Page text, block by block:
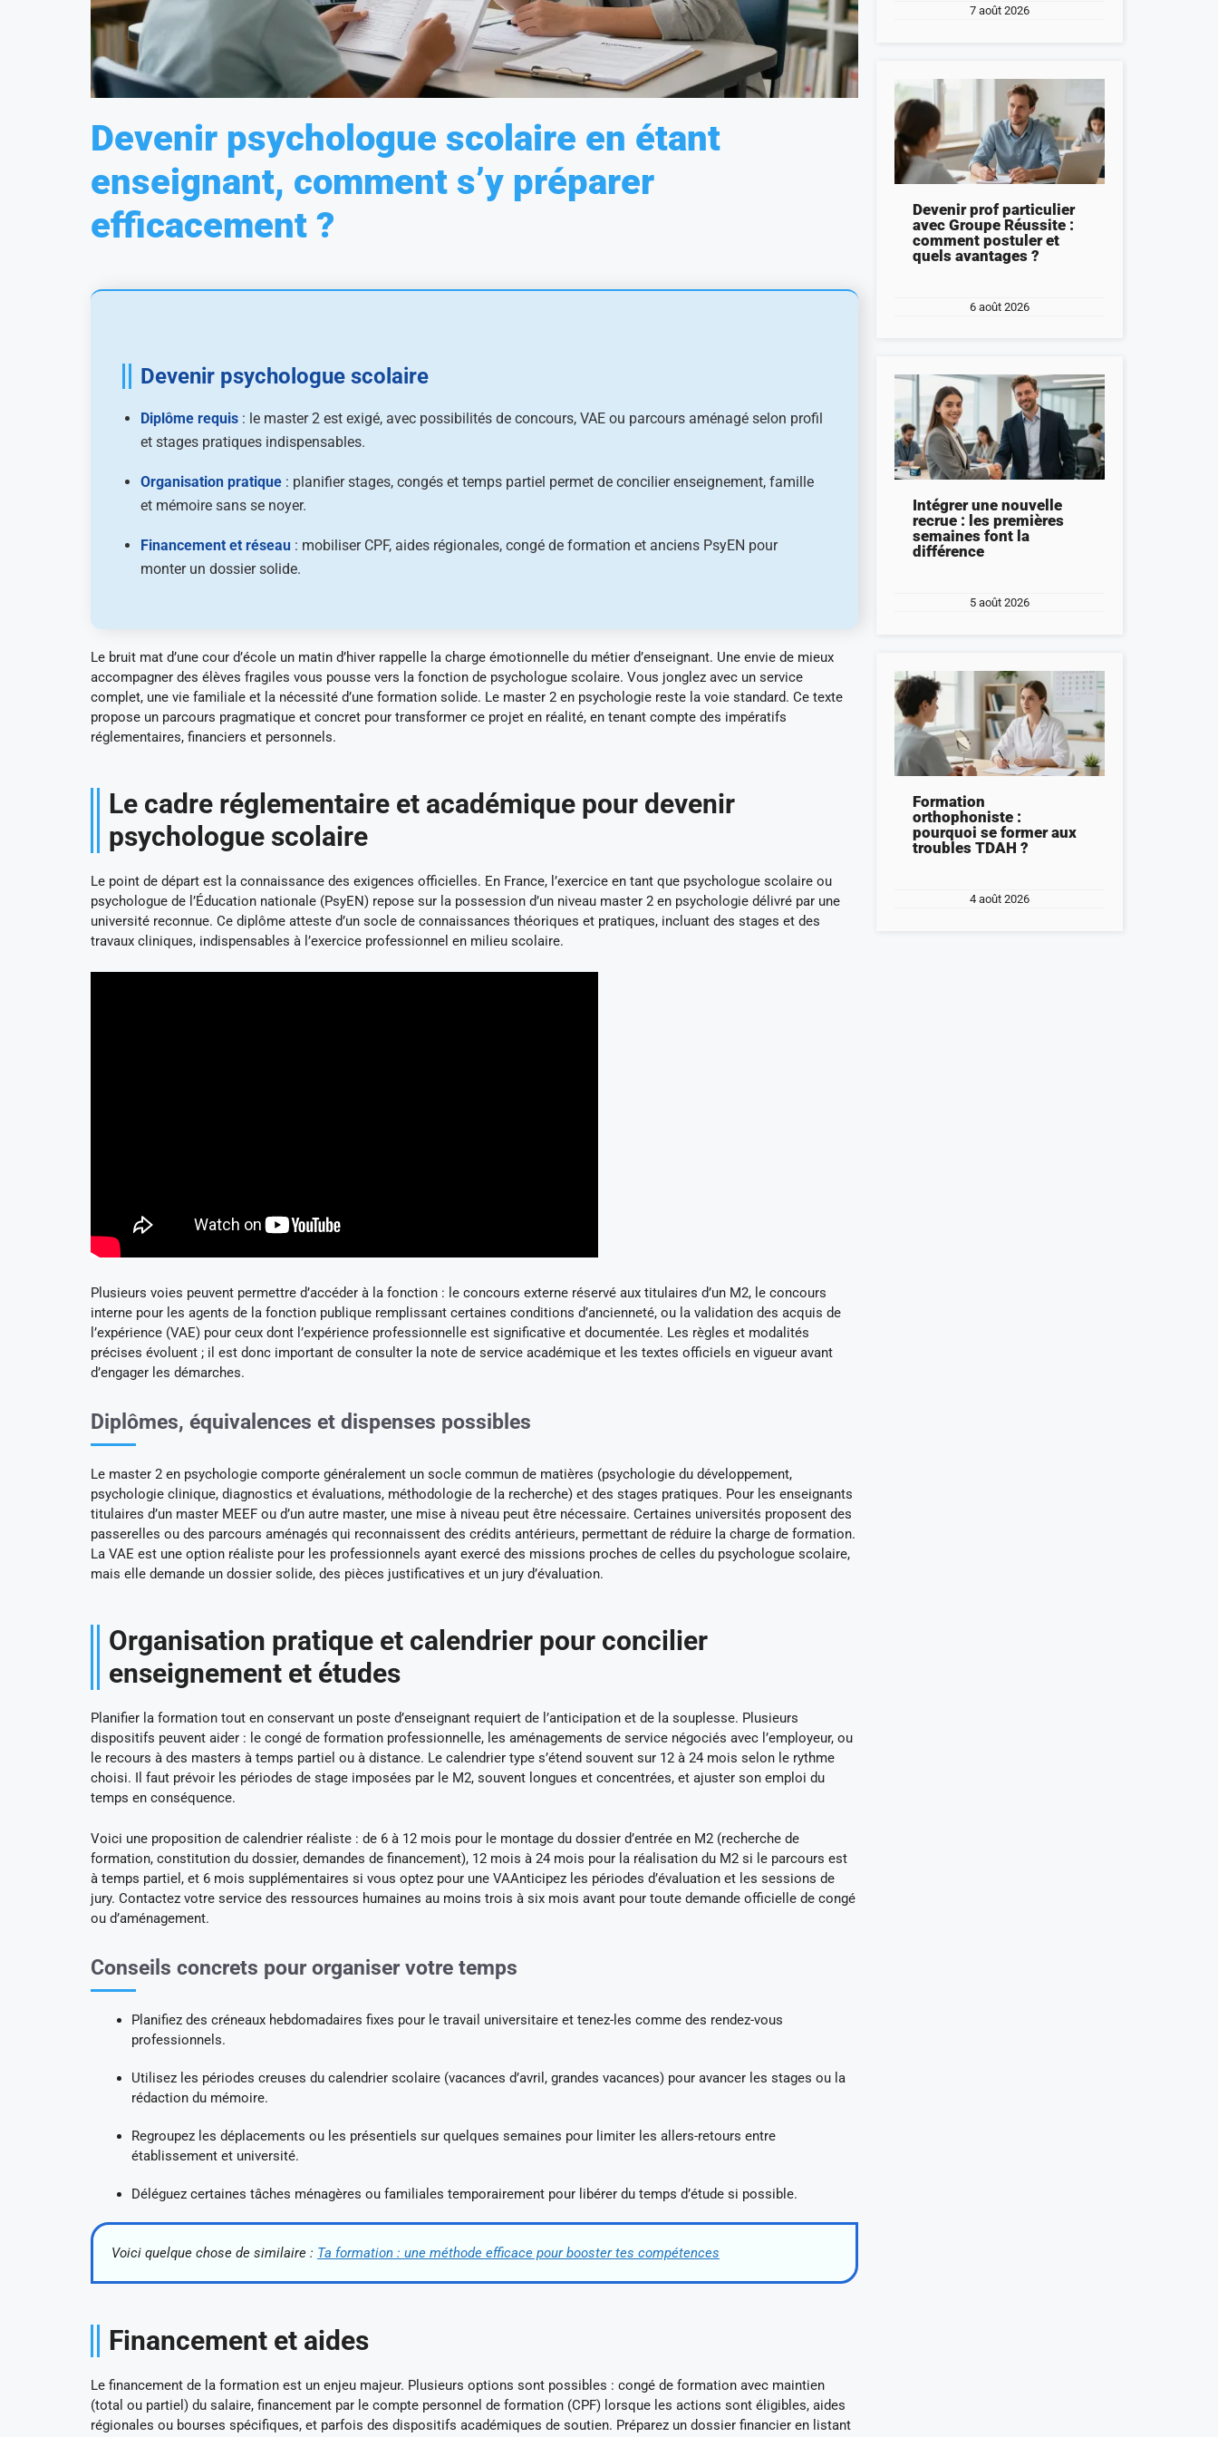
Devenir psychologue scolaire en étant
enseignant, comment s’y préparer
efficacement ?
Devenir psychologue scolaire
Diplôme requis : le master 2 est exigé, avec possibilités de concours, VAE ou parcours aménagé selon profil
et stages pratiques indispensables.
Organisation pratique : planifier stages, congés et temps partiel permet de concilier enseignement, famille
et mémoire sans se noyer.
Financement et réseau : mobiliser CPF, aides régionales, congé de formation et anciens PsyEN pour
monter un dossier solide.
Le bruit mat d’une cour d’école un matin d’hiver rappelle la charge émotionnelle du métier d’enseignant. Une envie de mieux
accompagner des élèves fragiles vous pousse vers la fonction de psychologue scolaire. Vous jonglez avec un service
complet, une vie familiale et la nécessité d’une formation solide. Le master 2 en psychologie reste la voie standard. Ce texte
propose un parcours pragmatique et concret pour transformer ce projet en réalité, en tenant compte des impératifs
réglementaires, financiers et personnels.
Le cadre réglementaire et académique pour devenir
psychologue scolaire
Le point de départ est la connaissance des exigences officielles. En France, l’exercice en tant que psychologue scolaire ou
psychologue de l’Éducation nationale (PsyEN) repose sur la possession d’un niveau master 2 en psychologie délivré par une
université reconnue. Ce diplôme atteste d’un socle de connaissances théoriques et pratiques, incluant des stages et des
travaux cliniques, indispensables à l’exercice professionnel en milieu scolaire.
Plusieurs voies peuvent permettre d’accéder à la fonction : le concours externe réservé aux titulaires d’un M2, le concours
interne pour les agents de la fonction publique remplissant certaines conditions d’ancienneté, ou la validation des acquis de
l’expérience (VAE) pour ceux dont l’expérience professionnelle est significative et documentée. Les règles et modalités
précises évoluent ; il est donc important de consulter la note de service académique et les textes officiels en vigueur avant
d’engager les démarches.
Diplômes, équivalences et dispenses possibles
Le master 2 en psychologie comporte généralement un socle commun de matières (psychologie du développement,
psychologie clinique, diagnostics et évaluations, méthodologie de la recherche) et des stages pratiques. Pour les enseignants
titulaires d’un master MEEF ou d’un autre master, une mise à niveau peut être nécessaire. Certaines universités proposent des
passerelles ou des parcours aménagés qui reconnaissent des crédits antérieurs, permettant de réduire la charge de formation.
La VAE est une option réaliste pour les professionnels ayant exercé des missions proches de celles du psychologue scolaire,
mais elle demande un dossier solide, des pièces justificatives et un jury d’évaluation.
Organisation pratique et calendrier pour concilier
enseignement et études
Planifier la formation tout en conservant un poste d’enseignant requiert de l’anticipation et de la souplesse. Plusieurs
dispositifs peuvent aider : le congé de formation professionnelle, les aménagements de service négociés avec l’employeur, ou
le recours à des masters à temps partiel ou à distance. Le calendrier type s’étend souvent sur 12 à 24 mois selon le rythme
choisi. Il faut prévoir les périodes de stage imposées par le M2, souvent longues et concentrées, et ajuster son emploi du
temps en conséquence.
Voici une proposition de calendrier réaliste : de 6 à 12 mois pour le montage du dossier d’entrée en M2 (recherche de
formation, constitution du dossier, demandes de financement), 12 mois à 24 mois pour la réalisation du M2 si le parcours est
à temps partiel, et 6 mois supplémentaires si vous optez pour une VAAnticipez les périodes d’évaluation et les sessions de
jury. Contactez votre service des ressources humaines au moins trois à six mois avant pour toute demande officielle de congé
ou d’aménagement.
Conseils concrets pour organiser votre temps
Planifiez des créneaux hebdomadaires fixes pour le travail universitaire et tenez-les comme des rendez-vous
professionnels.
Utilisez les périodes creuses du calendrier scolaire (vacances d’avril, grandes vacances) pour avancer les stages ou la
rédaction du mémoire.
Regroupez les déplacements ou les présentiels sur quelques semaines pour limiter les allers-retours entre
établissement et université.
Déléguez certaines tâches ménagères ou familiales temporairement pour libérer du temps d’étude si possible.
Voici quelque chose de similaire : Ta formation : une méthode efficace pour booster tes compétences
Financement et aides
Le financement de la formation est un enjeu majeur. Plusieurs options sont possibles : congé de formation avec maintien
(total ou partiel) du salaire, financement par le compte personnel de formation (CPF) lorsque les actions sont éligibles, aides
régionales ou bourses spécifiques, et parfois des dispositifs académiques de soutien. Préparez un dossier financier en listant
7 août 2026
Devenir prof particulier
avec Groupe Réussite :
comment postuler et
quels avantages ?
6 août 2026
Intégrer une nouvelle
recrue : les premières
semaines font la
différence
5 août 2026
Formation
orthophoniste :
pourquoi se former aux
troubles TDAH ?
4 août 2026